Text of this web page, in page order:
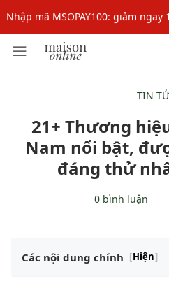
Nhập mã MSOPAY100: giảm
Nhập mã: MSOXINCHAO - Giảm
Nhập mã: MSOXINCHAO - Giảm
TIN
21+ Thương
Nam nổi bật,
đáng thử
0 bình luận
Các nội dung chính [Hiện]